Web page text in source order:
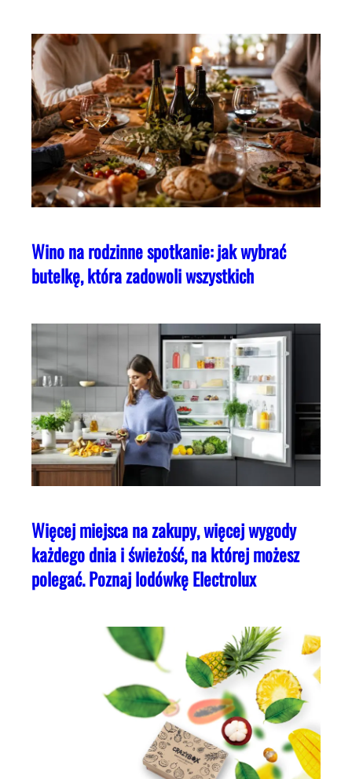
Wino na rodzinne spotkanie: jak wybrać
butelkę, która zadowoli wszystkich
Więcej miejsca na zakupy, więcej wygody
każdego dnia i świeżość, na której możesz
polegać. Poznaj lodówkę Electrolux